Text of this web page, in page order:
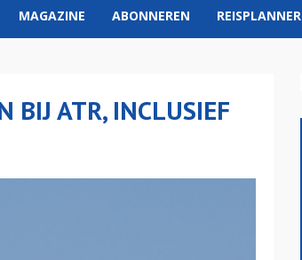
MAGAZINE ABONNEREN REISPLANNER
BIJ ATR, INCLUSIEF